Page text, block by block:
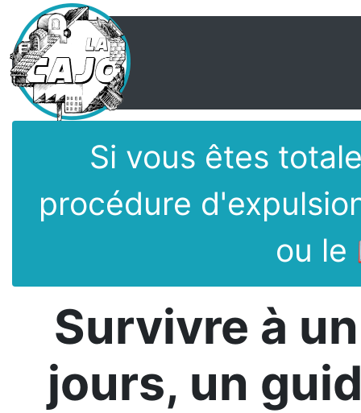
Si vous êtes
procédure
ou le
Survivre à
jours, un